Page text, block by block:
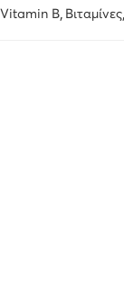
Vitamin B, Βιταμίνες,